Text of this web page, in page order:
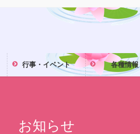
行事・イベント 各種情報
お知らせ